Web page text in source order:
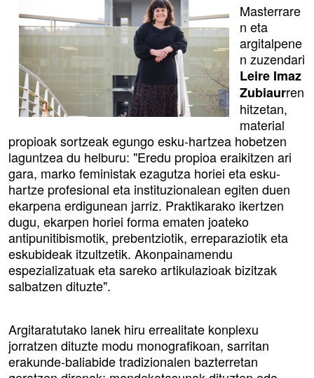
Masterrare
n eta
argitalpene
n zuzendari
Leire Imaz
Zubiaurren
hitzetan,
material
propioak sortzeak egungo esku-hartzea hobetzen
laguntzea du helburu: "Eredu propioa eraikitzen ari
gara, marko feministak ezagutza horiei eta esku-
hartze profesional eta instituzionalean egiten duen
ekarpena erdigunean jarriz. Praktikarako ikertzen
dugu, ekarpen horiei forma ematen joateko
antipunitibismotik, prebentziotik, erreparaziotik eta
eskubideak itzultzetik. Akonpainamendu
espezializatuak eta sareko artikulazioak bizitzak
salbatzen dituzte".
Argitaratutako lanek hiru errealitate konplexu
jorratzen dituzte modu monografikoan, sarritan
erakunde-baliabide tradizionalen bazterretan